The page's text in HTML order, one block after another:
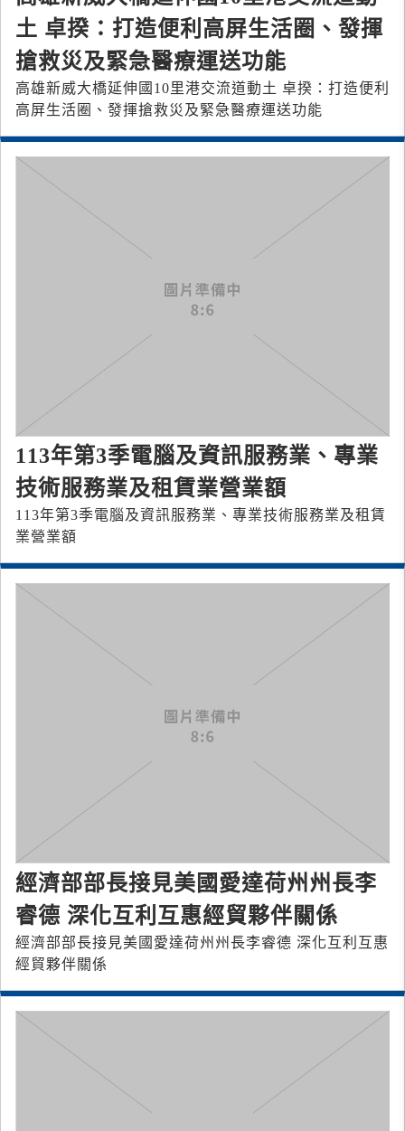
土 卓揆：打造便利高屏生活圈、發揮
搶救災及緊急醫療運送功能
高雄新威大橋延伸國10里港交流道動土 卓揆：打造便利
高屏生活圈、發揮搶救災及緊急醫療運送功能
113年第3季電腦及資訊服務業、專業
技術服務業及租賃業營業額
113年第3季電腦及資訊服務業、專業技術服務業及租賃
業營業額
經濟部部長接見美國愛達荷州州長李
睿德 深化互利互惠經貿夥伴關係
經濟部部長接見美國愛達荷州州長李睿德 深化互利互惠
經貿夥伴關係